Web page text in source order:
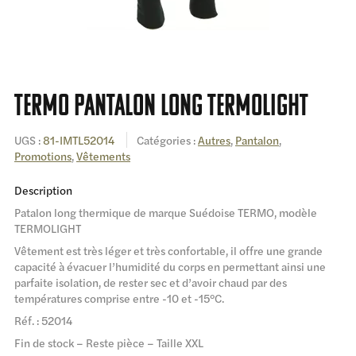
Termo pantalon long TermoLight
UGS :81-IMTL52014 Catégories :Autres, Pantalon,
Promotions,Vêtements
Description
Patalon long thermique de marque Suédoise TERMO, modèle
TERMOLIGHT
Vêtement est très léger et très confortable, il offre une grande
capacité à évacuer l’humidité du corps en permettant ainsi une
parfaite isolation, de rester sec et d’avoir chaud par des
températures comprise entre -10 et -15°C.
Réf. : 52014
Fin de stock – Reste pièce – Taille XXL